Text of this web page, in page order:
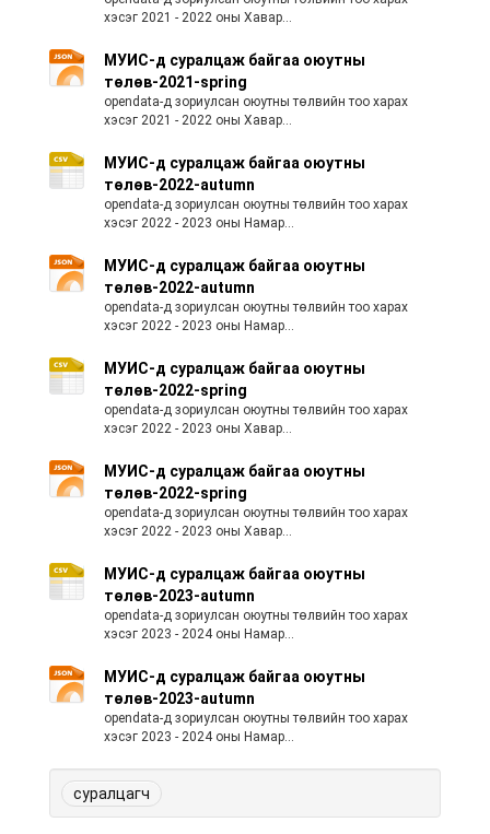
хэсэг 2021 - 2022 оны Хавар...
МУИС-д суралцаж байгаа оюутны
төлөв-2021-spring
opendata-д зориулсан оюутны төлвийн тоо харах
хэсэг 2021 - 2022 оны Хавар...
МУИС-д суралцаж байгаа оюутны
төлөв-2022-autumn
opendata-д зориулсан оюутны төлвийн тоо харах
хэсэг 2022 - 2023 оны Намар...
МУИС-д суралцаж байгаа оюутны
төлөв-2022-autumn
opendata-д зориулсан оюутны төлвийн тоо харах
хэсэг 2022 - 2023 оны Намар...
МУИС-д суралцаж байгаа оюутны
төлөв-2022-spring
opendata-д зориулсан оюутны төлвийн тоо харах
хэсэг 2022 - 2023 оны Хавар...
МУИС-д суралцаж байгаа оюутны
төлөв-2022-spring
opendata-д зориулсан оюутны төлвийн тоо харах
хэсэг 2022 - 2023 оны Хавар...
МУИС-д суралцаж байгаа оюутны
төлөв-2023-autumn
opendata-д зориулсан оюутны төлвийн тоо харах
хэсэг 2023 - 2024 оны Намар...
МУИС-д суралцаж байгаа оюутны
төлөв-2023-autumn
opendata-д зориулсан оюутны төлвийн тоо харах
хэсэг 2023 - 2024 оны Намар...
суралцагч